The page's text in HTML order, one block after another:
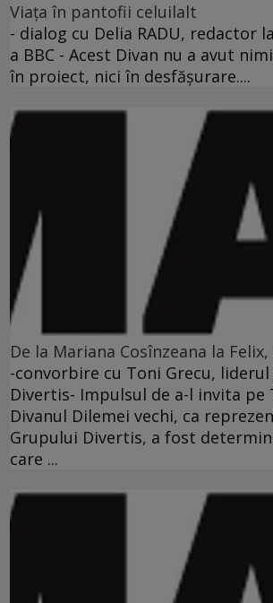
Viaţa în pantofii celuilalt
- dialog cu Delia RADU, redactor
a BBC - Acest Divan nu a avut
în proiect, nici în desfăşurare....
De la Mariana Cosînzeana la Felix,
-convorbire cu Toni Grecu,
Divertis- Impulsul de a-l invita pe
Divanul Dilemei vechi, ca
Grupului Divertis, a fost
care ...